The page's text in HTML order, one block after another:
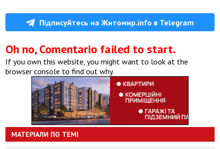
Підписуйтесь на Житомир.info в Telegram
Oh no, Comentario failed to start.
If you own this website, you might want to look at the
browser console to find out why.
МАТЕРІАЛИ ПО ТЕМІ